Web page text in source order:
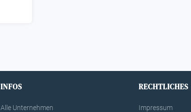
INFOS
Alle Unternehmen
RECHTLICHES
Impressum